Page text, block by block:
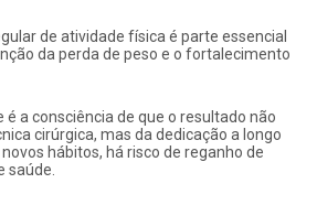
de atividade física é parte essencial
da perda de peso e o fortalecimento
a consciência de que o resultado não
cirúrgica, mas da dedicação a longo
hábitos, há risco de reganho de
saúde.